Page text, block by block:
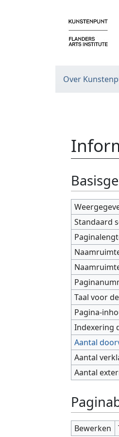
Over
Standaard
Taal voor
Pagina-
Indexering
Aantal
Aantal
Aantal
Bewerken